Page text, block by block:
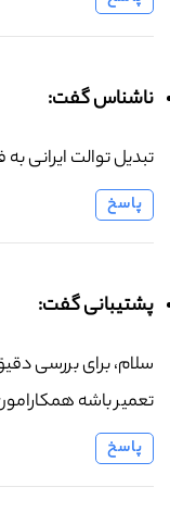
ناشناس گفت:
تبدیل توالت ایرانی
پاسخ
پشتیبانی گفت:
سلام، برای بررسی
تعمیر باشه
پاسخ